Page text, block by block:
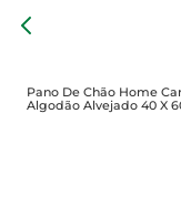
domésticas e
Pano De Chão Home
Algodão Alvejado 40 X